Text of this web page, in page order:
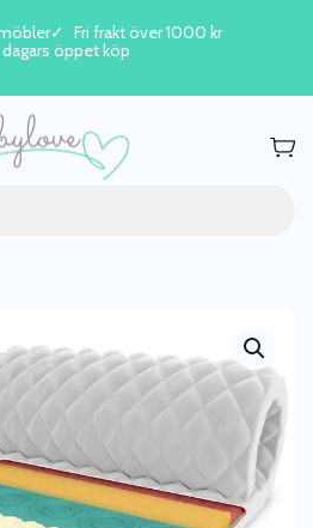
Fri frakt över 1000 kr
dagars öppet köp